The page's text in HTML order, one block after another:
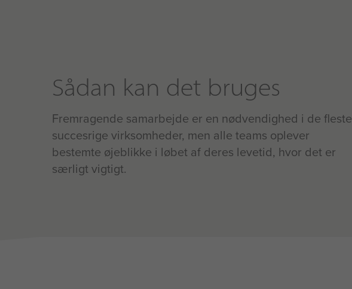
Sådan kan det bruges
Fremragende samarbejde er en nødvendighed i de fleste
succesrige virksomheder, men alle teams oplever
bestemte øjeblikke i løbet af deres levetid, hvor det er
særligt vigtigt.